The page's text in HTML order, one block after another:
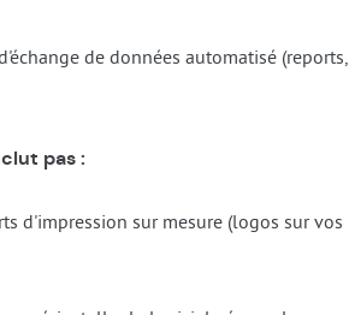
de données automatisé (reports,
pas :
d'impression sur mesure (logos sur vos